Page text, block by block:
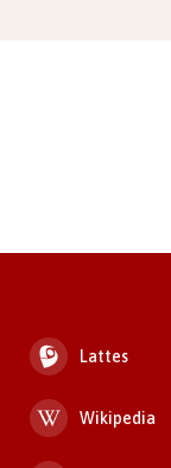
Lattes
Wikipedia